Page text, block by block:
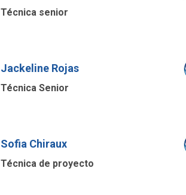
Técnica senior
Jackeline Rojas
Técnica Senior
Sofia Chiraux
Técnica de proyecto